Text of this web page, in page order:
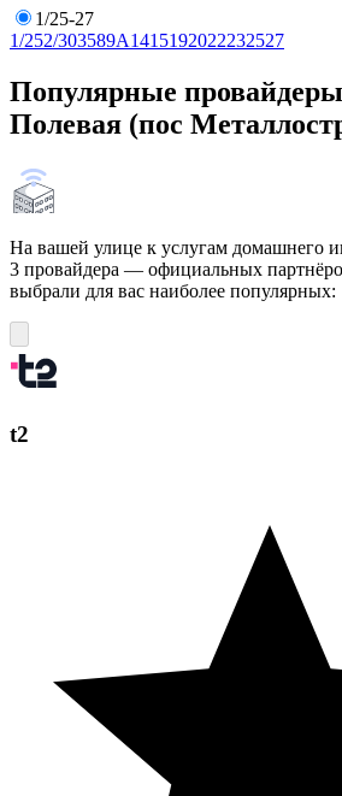
1/25-27
1/252/303589А1415192022232527
Популярные
Полевая (пос
На вашей улице к услугам домашнего
3 провайдера — официальных
выбрали для вас наиболее популярных:
t2